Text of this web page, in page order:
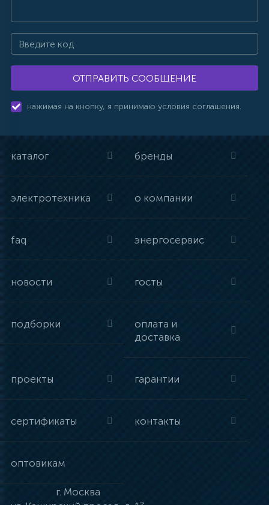
ОТПРАВИТЬ СООБЩЕНИЕ
нажимая на кнопку, я принимаю условия соглашения.
каталог бренды
электротехника о компании
faq энергосервис
новости госты
подборки
оплата и
доставка
проекты гарантии
сертификаты контакты
оптовикам
г. Москва